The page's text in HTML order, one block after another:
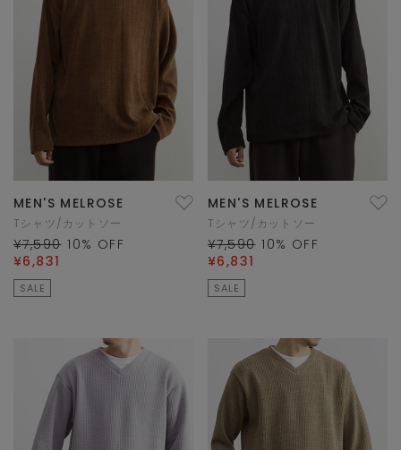
MEN'S MELROSE
Tシャツ/カットソー
¥7,590 10% OFF
¥6,831
SALE
MEN'S MELROSE
Tシャツ/カットソー
¥7,590 10% OFF
¥6,831
SALE